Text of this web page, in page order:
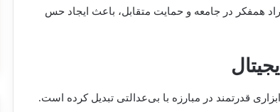
همفکر در جامعه و حمایت متقابل، باعث ایجاد حس
قدرتمند در مبارزه با بی‌عدالتی تبدیل کرده است.